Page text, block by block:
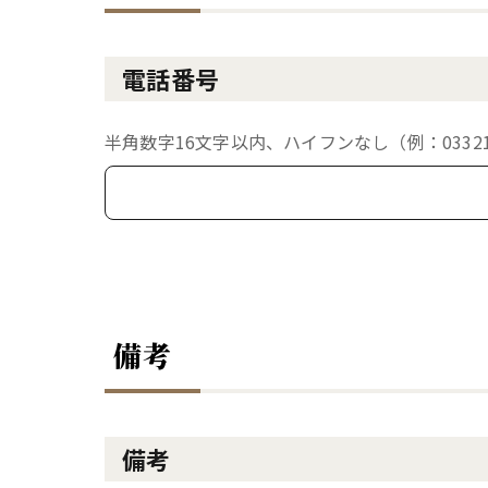
電話番号
半角数字16文字以内、ハイフンなし（例：
備考
備考